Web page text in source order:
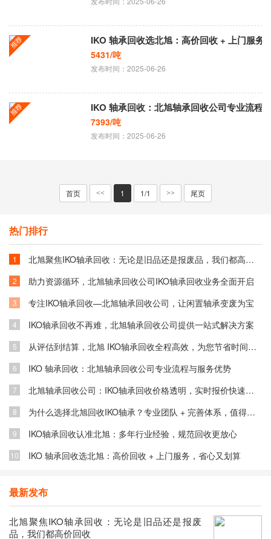
IKO 轴承回收选北旭：高价回收 + 上门服务
5431/吨
发布时间：2025-06-26
IKO 轴承回收：北旭轴承回收公司专业流程
7393/吨
发布时间：2025-06-26
首页 << 1 1/1 >> 尾页
热门排行
1 北旭聚焦IKO轴承回收：无论是旧品还是报废品，我们都高价回收
2 助力资源循环，北旭轴承回收公司IKO轴承回收业务全面开启
3 专注IKO轴承回收—北旭轴承回收公司，让闲置轴承变废为宝
4 IKO轴承回收不再难，北旭轴承回收公司提供一站式解决方案
5 从评估到结算，北旭 IKO轴承回收全程高效，为您节省时间成本
6 IKO 轴承回收：北旭轴承回收公司专业流程与服务优势
7 北旭轴承回收公司：IKO轴承回收价格透明，实时报价快速成交
8 为什么选择北旭回收IKO轴承？专业团队 + 完善体系，值得信赖
9 IKO轴承回收认准北旭：多年行业经验，规范回收更放心
10 IKO 轴承回收选北旭：高价回收 + 上门服务，省心又划算
最新发布
北旭聚焦IKO轴承回收：无论是旧品还是报废
品，我们都高价回收